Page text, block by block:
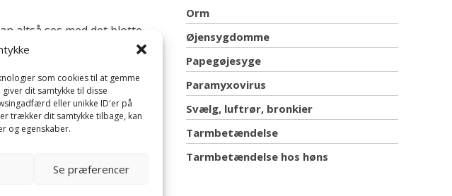
som cookies til at gemme
dit samtykke til disse
eller unikke ID'er på
trækker dit samtykke tilbage, kan
og egenskaber.
Se præferencer
altså ses med det blotte
fuglene, dels fordi fuglene
blodtab, som svækker og
at der pludselig optræder
også i stand til at svække
Orm
Øjensygdomme
Papegøjesyge
Paramyxovirus
Svælg, luftrør, bronkier
Tarmbetændelse
Tarmbetændelse hos høns